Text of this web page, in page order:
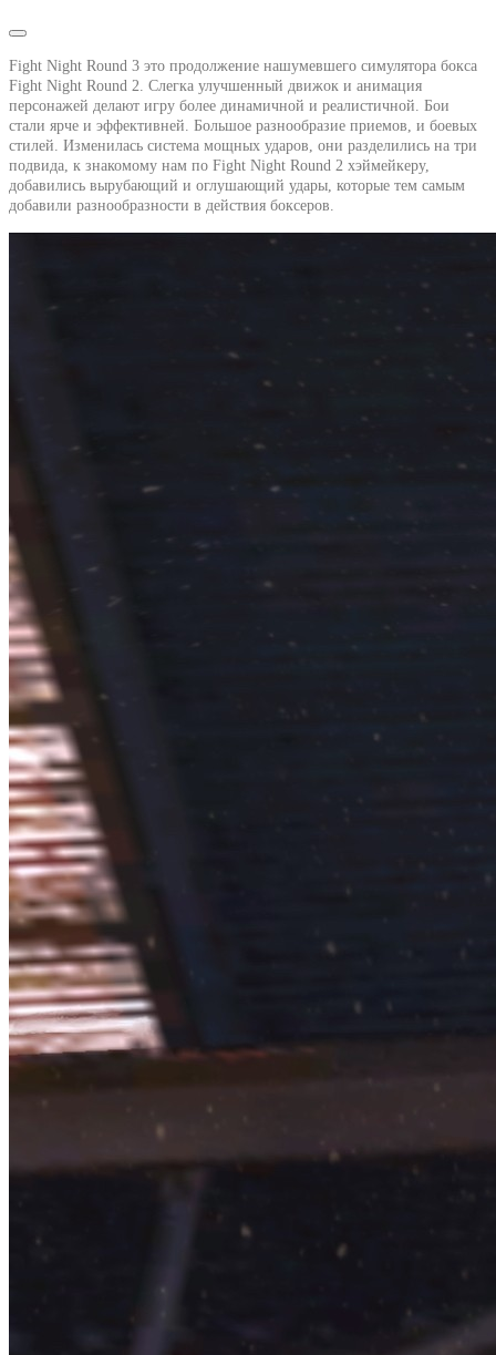
Fight Night Round 3 это продолжение нашумевшего симулятора бокса
Fight Night Round 2. Слегка улучшенный движок и анимация
персонажей делают игру более динамичной и реалистичной. Бои
стали ярче и эффективней. Большое разнообразие приемов, и боевых
стилей. Изменилась система мощных ударов, они разделились на три
подвида, к знакомому нам по Fight Night Round 2 хэймейкеру,
добавились вырубающий и оглушающий удары, которые тем самым
добавили разнообразности в действия боксеров.